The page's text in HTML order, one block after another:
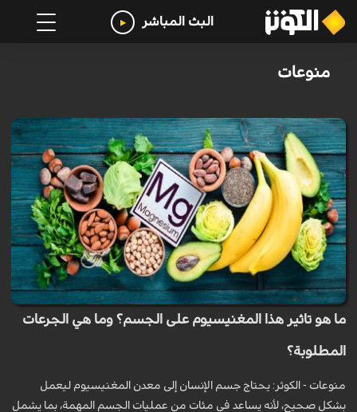
البث المباشر
منوعات
ما هو تاثير هذا المغنيسيوم على الجسم؟ وما هي الجرعات
المطلوبة؟
منوعات - الكوثر: يحتاج جسم الإنسان إلى معدن المغنيسيوم ليعمل
بشكل صحيح، لأنه يساعد في مئات من عمليات الجسم المهمة، بما يشمل